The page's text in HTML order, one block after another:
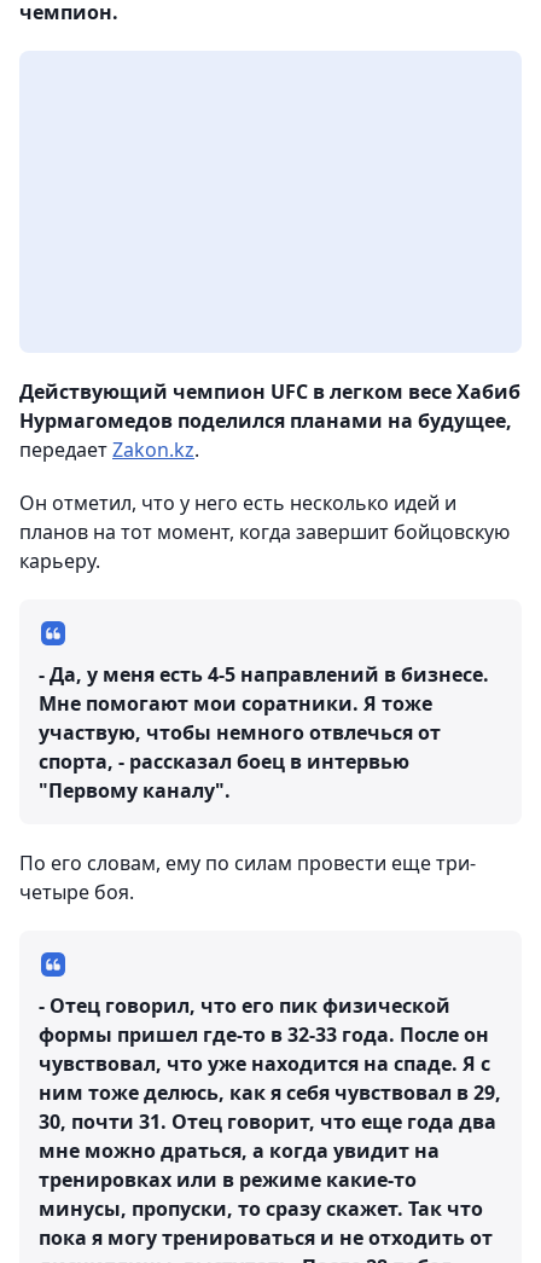
чемпион.
Действующий чемпион UFC в легком весе Хабиб
Нурмагомедов поделился планами на будущее,
передаетZakon.kz.
Он отметил, что у него есть несколько идей и
планов на тот момент, когда завершит бойцовскую
карьеру.
- Да, у меня есть 4-5 направлений в бизнесе.
Мне помогают мои соратники. Я тоже
участвую, чтобы немного отвлечься от
спорта, - рассказал боец в интервью
"Первому каналу".
По его словам, ему по силам провести еще три-
четыре боя.
- Отец говорил, что его пик физической
формы пришел где-то в 32-33 года. После он
чувствовал, что уже находится на спаде. Я с
ним тоже делюсь, как я себя чувствовал в 29,
30, почти 31. Отец говорит, что еще года два
мне можно драться, а когда увидит на
тренировках или в режиме какие-то
минусы, пропуски, то сразу скажет. Так что
пока я могу тренироваться и не отходить от